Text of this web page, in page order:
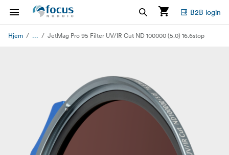
B2B login
Hjem ... JetMag Pro 95 Filter UV/IR Cut ND 100000 (5.0) 16.6stop